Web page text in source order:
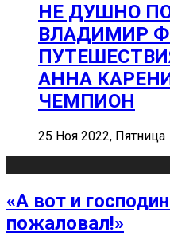
НЕ ДУШНО
ВЛАДИМИР
АННА
ЧЕМПИОН
25 Ноя 2022, Пятница
«А вот и
пожаловал!»